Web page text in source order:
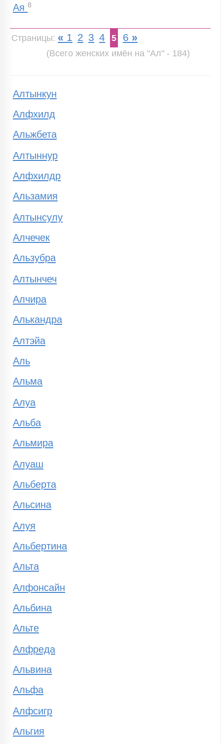
Ая 8
Страницы: « 1 2 3 4 5 6 »
(Всего женских имён на "Ал" - 184)
Алтынкун
Алфхилд
Альжбета
Алтыннур
Алфхилдр
Альзамия
Алтынсулу
Алчечек
Альзубра
Алтынчеч
Алчира
Алькандра
Алтэйа
Аль
Альма
Алуа
Альба
Альмира
Алуаш
Альберта
Альсина
Алуя
Альбертина
Альта
Алфонсайн
Альбина
Альте
Алфреда
Альвина
Альфа
Алфсигр
Альгия